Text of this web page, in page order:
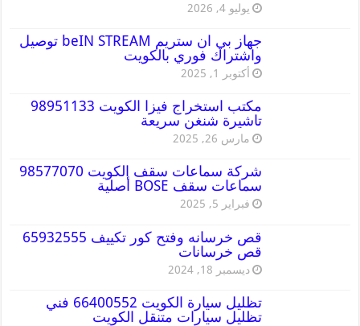
يوليو 4, 2026
جهاز بي ان ستريم beIN STREAM توصيل
واشتراك فوري بالكويت
أكتوبر 1, 2025
مكتب استخراج فيزا الكويت 98951133
تاشيرة شنغن سريعة
مارس 26, 2025
شركة سماعات سقف الكويت 98577070
سماعات سقف BOSE أصلية
فبراير 5, 2025
قص خرسانه وفتح كور تكييف 65932555
قص خرسانات
ديسمبر 18, 2024
تظليل سيارة الكويت 66400552 فني
تظليل سيارات متنقل الكويت